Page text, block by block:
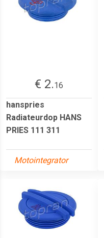
€ 2.16
hanspries
Radiateurdop HANS
PRIES 111 311
Motointegrator